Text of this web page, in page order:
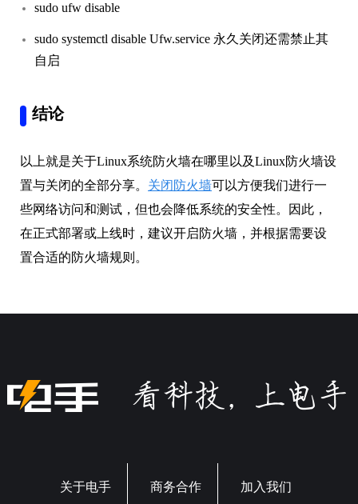
sudo ufw disable
sudo systemctl disable Ufw.service 永久关闭还需禁止其
自启
结论
以上就是关于Linux系统防火墙在哪里以及Linux防火墙设
置与关闭的全部分享。 关闭防火墙可以方便我们进行一
些网络访问和测试，但也会降低系统的安全性。因此，
在正式部署或上线时，建议开启防火墙，并根据需要设
置合适的防火墙规则。
关于电手 商务合作 加入我们